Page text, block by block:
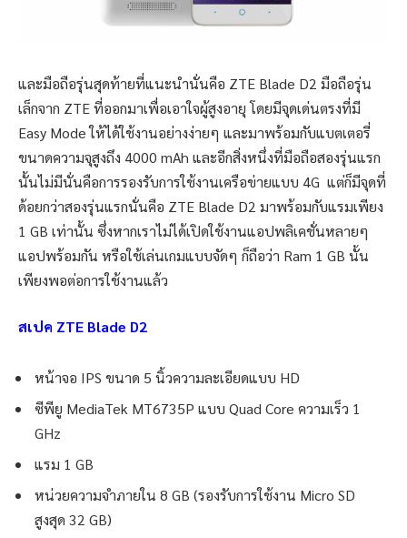
และมือถือรุ่นสุดท้ายที่แนะนำนั่นคือ ZTE Blade D2 มือถือรุ่น
เล็กจาก ZTE ที่ออกมาเพื่อเอาใจผู้สูงอายุ โดยมีจุดเด่นตรงที่มี
Easy Mode ให้ได้ใช้งานอย่างง่ายๆ และมาพร้อมกับแบตเตอรี่
ขนาดความจุสูงถึง 4000 mAh และอีกสิ่งหนึ่งที่มือถือสองรุ่นแรก
นั้นไม่มีนั่นคือการรองรับการใช้งานเครือข่ายแบบ 4G แต่ก็มีจุดที่
ด้อยกว่าสองรุ่นแรกนั่นคือ ZTE Blade D2 มาพร้อมกับแรมเพียง
1 GB เท่านั้น ซึ่งหากเราไม่ได้เปิดใช้งานแอปพลิเคชั่นหลายๆ
แอปพร้อมกัน หรือใช้เล่นเกมแบบจัดๆ ก็ถือว่า Ram 1 GB นั้น
เพียงพอต่อการใช้งานแล้ว
สเปค ZTE Blade D2
หน้าจอ IPS ขนาด 5 นิ้วความละเอียดแบบ HD
ซีพียู MediaTek MT6735P แบบ Quad Core ความเร็ว 1
GHz
แรม 1 GB
หน่วยความจำภายใน 8 GB (รองรับการใช้งาน Micro SD
สูงสุด 32 GB)